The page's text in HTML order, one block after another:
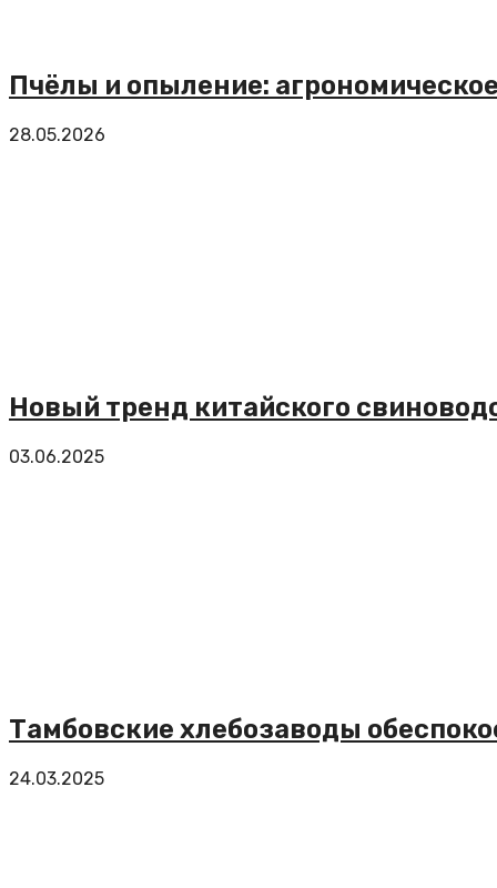
Пчёлы и опыление:
28.05.2026
Новый тренд китайского
03.06.2025
Тамбовские хлебозаводы
24.03.2025